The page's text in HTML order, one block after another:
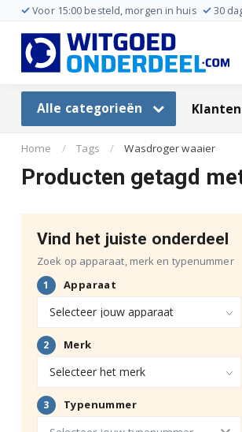
Voor 15:00 besteld, morgen in huis 30
Alle categorieën
Home / Tags / Wasdroger waaier
Producten getagd
Vind het juiste onderdeel
Zoek op apparaat, merk en typenummer